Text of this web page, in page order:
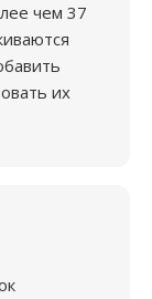
чем 37
их